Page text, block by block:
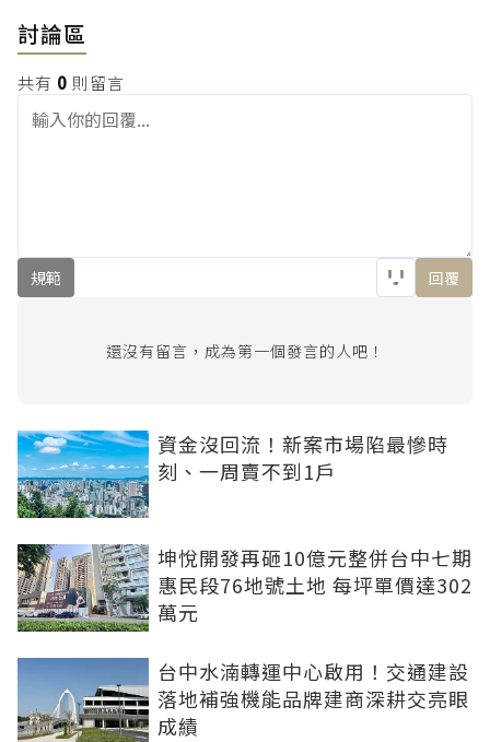
討論區
共有 0 則留言
規範 回覆
還沒有留言，成為第一個發言的人吧！
資金沒回流！新案市場陷最慘時
刻、一周賣不到1戶
坤悅開發再砸10億元整併台中七期
惠民段76地號土地 每坪單價達302
萬元
台中水湳轉運中心啟用！交通建設
落地補強機能品牌建商深耕交亮眼
成績